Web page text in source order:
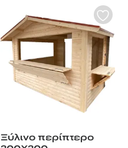
Ξύλινο περίπτερο